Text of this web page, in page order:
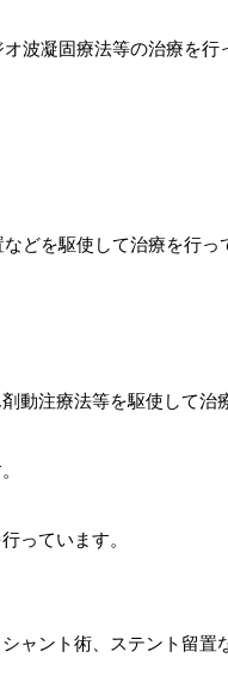
波凝固療法等の治療を行
どを駆使して治療を行っ
動注療法等を駆使して治
っています。
ャント術、ステント留置